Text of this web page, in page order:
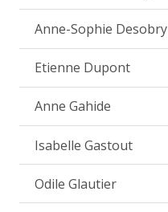
Anne-Sophie Desobry
Etienne Dupont
Anne Gahide
Isabelle Gastout
Odile Glautier